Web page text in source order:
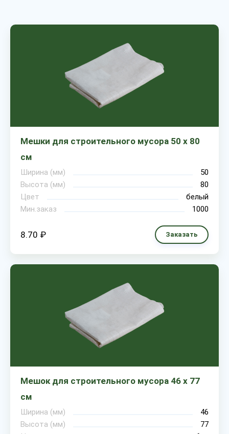
Мешки для строительного мусора 50 х 80
см
Ширина (мм)
50
Высота (мм)
80
Цвет
белый
Мин.заказ
1000
8.70 ₽ Заказать
Мешок для строительного мусора 46 х 77
см
Ширина (мм)
46
Высота (мм)
77